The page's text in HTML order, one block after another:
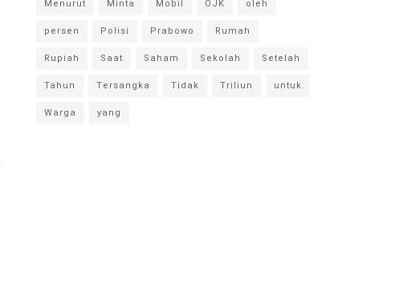
Menurut
Minta Mobil OJK
oleh
persen
Polisi Prabowo
Rumah
Rupiah
Saat Saham Sekolah
Setelah
Tahun
Tersangka Tidak Triliun
untuk
Warga
yang